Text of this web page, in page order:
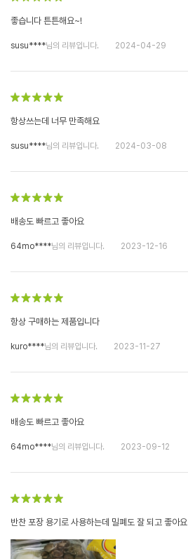
좋습니다 튼튼해요~!
susu****님의 리뷰입니다. 2024-04-29
항상쓰는데 너무 만족해요
susu****님의 리뷰입니다. 2024-03-08
배송도 빠르고 좋아요
64mo****님의 리뷰입니다. 2023-12-16
항상 구매하는 제품입니다
kuro****님의 리뷰입니다. 2023-11-27
배송도 빠르고 좋아요
64mo****님의 리뷰입니다. 2023-09-12
반찬 포장 용기로 사용하는데 밀폐도 잘 되고 좋아요